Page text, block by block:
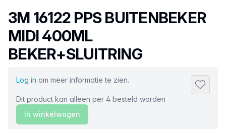
Productnaam
3M 16122 PPS BUITENBEKER
MIDI 400ML
BEKER+SLUITRING
Log in om meer informatie te zien.
Dit product kan alleen per 4 besteld worden
In winkelwagen